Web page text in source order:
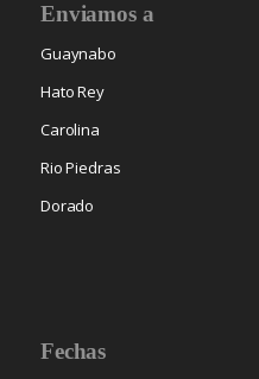
Enviamos a
Guaynabo
Hato Rey
Carolina
Rio Piedras
Dorado
Fechas